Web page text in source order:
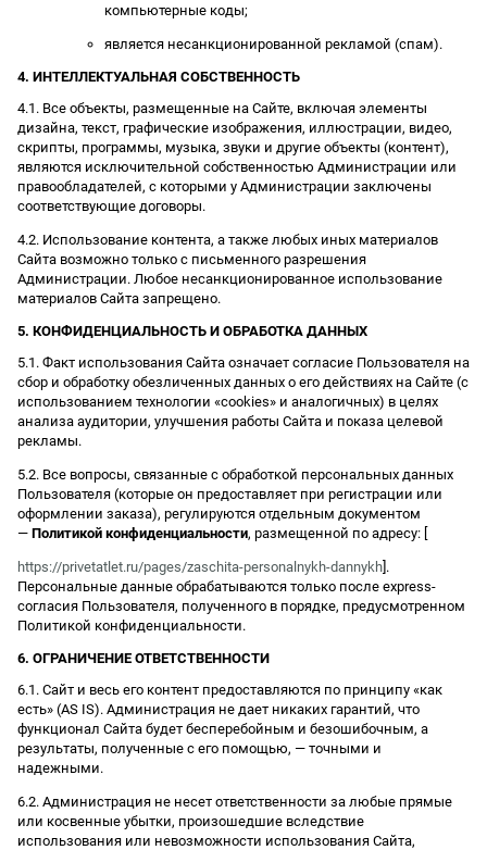
компьютерные коды;
является несанкционированной рекламой (спам).
4. ИНТЕЛЛЕКТУАЛЬНАЯ СОБСТВЕННОСТЬ
4.1. Все объекты, размещенные на Сайте, включая элементы
дизайна, текст, графические изображения, иллюстрации, видео,
скрипты, программы, музыка, звуки и другие объекты (контент),
являются исключительной собственностью Администрации или
правообладателей, с которыми у Администрации заключены
соответствующие договоры.
4.2. Использование контента, а также любых иных материалов
Сайта возможно только с письменного разрешения
Администрации. Любое несанкционированное использование
материалов Сайта запрещено.
5. КОНФИДЕНЦИАЛЬНОСТЬ И ОБРАБОТКА ДАННЫХ
5.1. Факт использования Сайта означает согласие Пользователя на
сбор и обработку обезличенных данных о его действиях на Сайте (с
использованием технологии «cookies» и аналогичных) в целях
анализа аудитории, улучшения работы Сайта и показа целевой
рекламы.
5.2. Все вопросы, связанные с обработкой персональных данных
Пользователя (которые он предоставляет при регистрации или
оформлении заказа), регулируются отдельным документом
— Политикой конфиденциальности, размещенной по адресу: [
https://privetatlet.ru/pages/zaschita-personalnykh-dannykh ].
Персональные данные обрабатываются только после express-
согласия Пользователя, полученного в порядке, предусмотренном
Политикой конфиденциальности.
6. ОГРАНИЧЕНИЕ ОТВЕТСТВЕННОСТИ
6.1. Сайт и весь его контент предоставляются по принципу «как
есть» (AS IS). Администрация не дает никаких гарантий, что
функционал Сайта будет бесперебойным и безошибочным, а
результаты, полученные с его помощью, — точными и
надежными.
6.2. Администрация не несет ответственности за любые прямые
или косвенные убытки, произошедшие вследствие
использования или невозможности использования Сайта,